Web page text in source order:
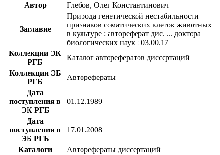
Автор Глебов, Олег Константинович
Заглавие
Природа генетической нестабильности
признаков соматических клеток животных
в культуре : автореферат дис. ... доктора
биологических наук : 03.00.17
Коллекции ЭК
РГБ
Каталог авторефератов диссертаций
Коллекции ЭБ
РГБ
Авторефераты
Дата
поступления в
ЭК РГБ
01.12.1989
Дата
поступления в
ЭБ РГБ
17.01.2008
Каталоги
Авторефераты диссертаций